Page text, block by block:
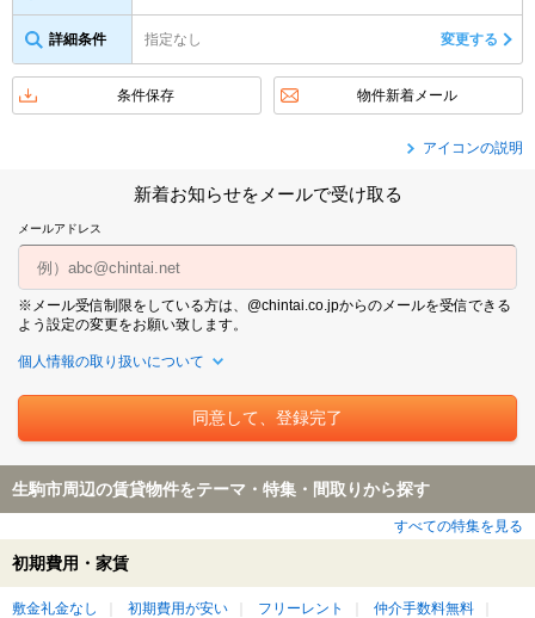
詳細条件 指定なし 変更する
条件保存 物件新着メール
アイコンの説明
新着お知らせをメールで受け取る
メールアドレス
※メール受信制限をしている方は、@chintai.co.jpからのメールを受信できる
よう設定の変更をお願い致します。
個人情報の取り扱いについて
生駒市周辺の賃貸物件をテーマ・特集・間取りから探す
すべての特集を見る
初期費用・家賃
敷金礼金なし 初期費用が安い フリーレント
仲介手数料無料